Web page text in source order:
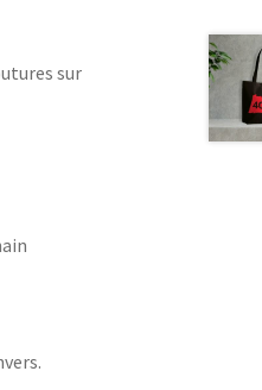
sur